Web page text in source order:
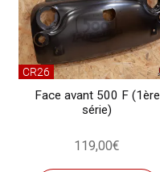
arrière
complet
gauche
CR26
Face avant 500 F (1ère
série)
119,00€